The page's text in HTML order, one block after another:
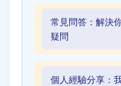
常見問答：解決
疑問
個人經驗分享：